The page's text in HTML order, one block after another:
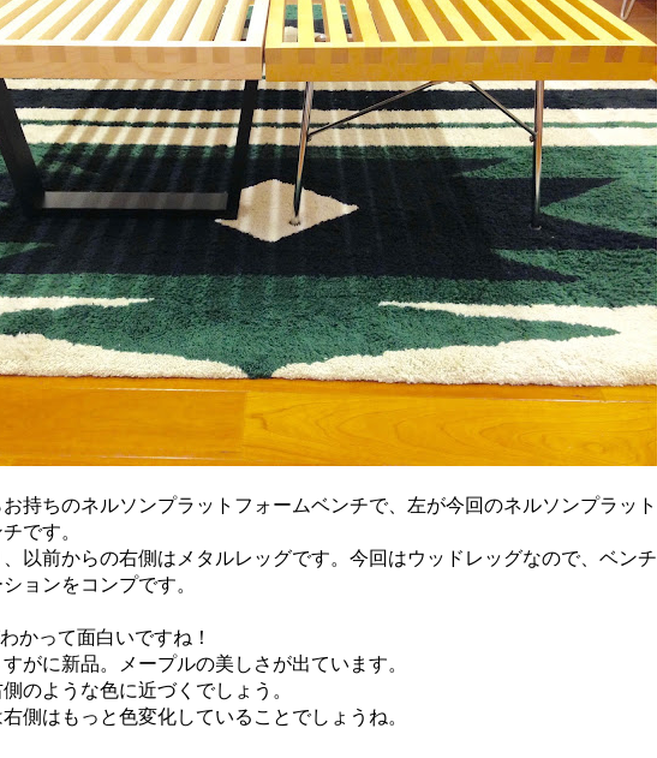
持ちのネルソンプラットフォームベンチで、左が今回のネルソンプラット
です。
以前からの右側はメタルレッグです。今回はウッドレッグなので、ベンチ
ョンをコンプです。
かって面白いですね！
がに新品。メープルの美しさが出ています。
のような色に近づくでしょう。
側はもっと色変化していることでしょうね。